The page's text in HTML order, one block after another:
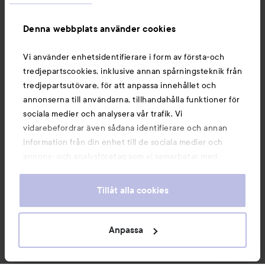
Denna webbplats använder cookies
Vi använder enhetsidentifierare i form av första-och
tredjepartscookies, inklusive annan spårningsteknik från
tredjepartsutövare, för att anpassa innehållet och
annonserna till användarna, tillhandahålla funktioner för
sociala medier och analysera vår trafik. Vi
vidarebefordrar även sådana identifierare och annan
information från din enhet till de sociala medier och
annons- och analysföretag som vi samarbetar med.
information som du har tillhandahållit eller som de har
våra cookies vid fortsatt användande av vår webbplats.
För information om hur du kan ändra inställningarna för
Tillåt alla cookies
Anpassa
Du kanske också gillar